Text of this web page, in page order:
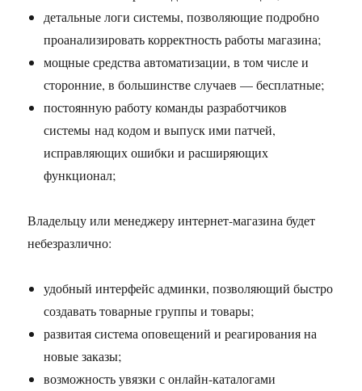
детальные логи системы, позволяющие подробно
проанализировать корректность работы магазина;
мощные средства автоматизации, в том числе и
сторонние, в большинстве случаев — бесплатные;
постоянную работу команды разработчиков
системы над кодом и выпуск ими патчей,
исправляющих ошибки и расширяющих
функционал;
Владельцу или менеджеру интернет-магазина будет
небезразлично:
удобный интерфейс админки, позволяющий быстро
создавать товарные группы и товары;
развитая система оповещений и реагирования на
новые заказы;
возможность увязки с онлайн-каталогами